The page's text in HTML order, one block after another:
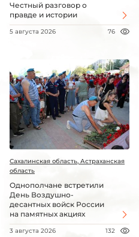
Честный разговор о
правде и истории
5 августа 2026 76
Сахалинская область, Астраханская
область
Однополчане встретили
День Воздушно-
десантных войск России
на памятных акциях
3 августа 2026 132